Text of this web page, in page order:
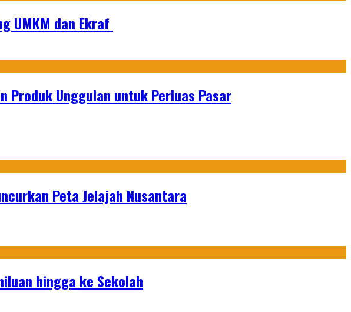
UMKM dan Ekraf
Produk Unggulan untuk Perluas Pasar
Peta Jelajah Nusantara
hingga ke Sekolah